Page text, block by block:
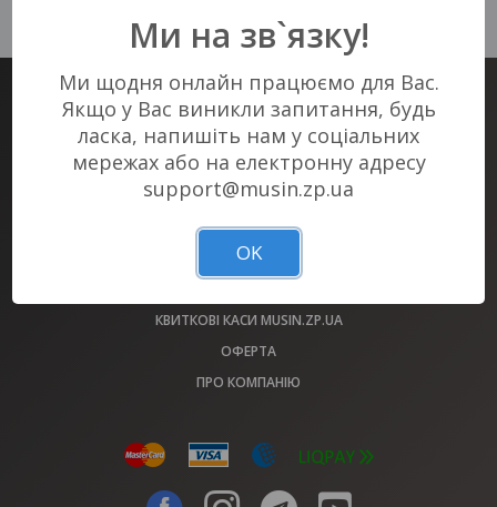
у Вашому місті :(
КВИТКОВИЙ СЕРВІС #1 В ЗАПОРІЖЖІ
КВИТКИ НА ВСІ ЗАХОДИ МІСТА У НАС!
АФІША
МАЙДАНЧИКИ
ОБМІН КВИТКІВ 2022 РОКУ
КВИТКОВІ КАСИ MUSIN.ZP.UA
ОФЕРТА
ПРО КОМПАНІЮ
Ми на зв`язку!
Ми щодня онлайн працюємо для Вас.
Якщо у Вас виникли запитання, будь
ласка, напишіть нам у соціальних
мережах або на електронну адресу
support@musin.zp.ua
OK